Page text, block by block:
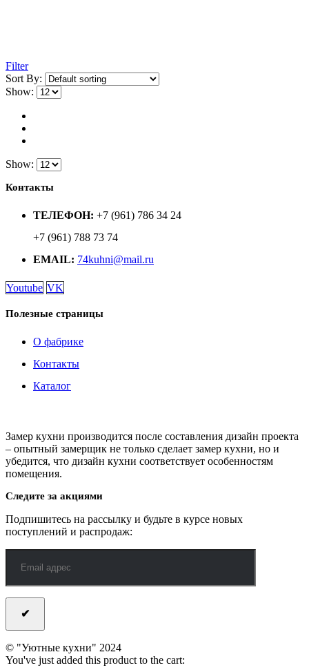
Filter
Sort By:
Show:
Show:
Контакты
ТЕЛЕФОН: +7 (961) 786 34 24
+7 (961) 788 73 74
EMAIL: 74kuhni@mail.ru
Youtube VK
Полезные страницы
О фабрике
Контакты
Каталог
Замер кухни производится после составления дизайн проекта
– опытный замерщик не только сделает замер кухни, но и
убедится, что дизайн кухни соответствует особенностям
помещения.
Следите за акциями
Подпишитесь на рассылку и будьте в курсе новых
поступлений и распродаж:
© "Уютные кухни" 2024
You've just added this product to the cart: